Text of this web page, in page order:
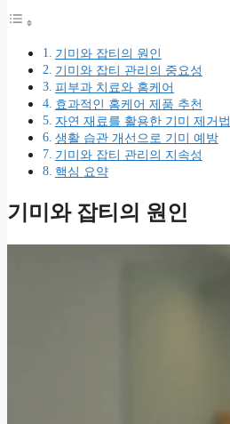
기미와 잡티의 원인
기미와 잡티 관리의 중요성
피부과 치료와 홈케어
효과적인 홈케어 제품 추천
자연 재료를 활용한 기미 제거법
생활 습관 개선으로 기미 예방
기미와 잡티 관리의 지속성
핵심 요약
기미와 잡티의 원인